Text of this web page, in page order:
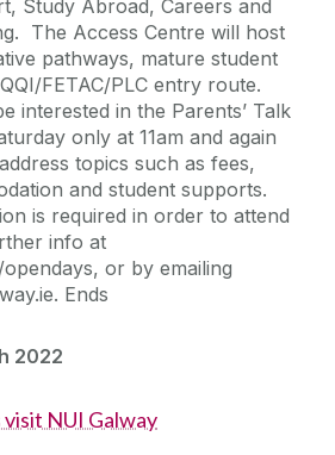
Study Abroad, Careers and
The Access Centre will host
pathways, mature student
FETAC/PLC entry route.
interested in the Parents’ Talk
only at 11am and again
topics such as fees,
and student supports.
is required in order to attend
info at
or by emailing
Ends
2022
NUI Galway